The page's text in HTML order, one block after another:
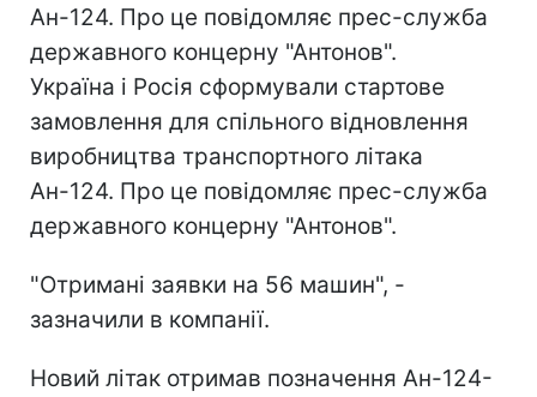
Ан-124. Про це повідомляє прес-служба
державного концерну "Антонов".
Україна і Росія сформували стартове
замовлення для спільного відновлення
виробництва транспортного літака
Ан-124. Про це повідомляє прес-служба
державного концерну "Антонов".
"Отримані заявки на 56 машин", -
зазначили в компанії.
Новий літак отримав позначення Ан-124-